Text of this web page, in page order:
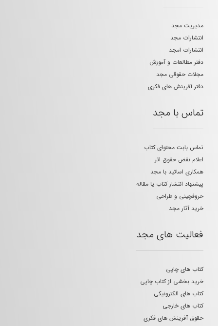
مدیریت مجد
انتشارات مجد
انتشارات امجد
دفتر مطالعات و آموزش
مجلات حقوقی مجد
دفتر آفرینش های فکری
تماس با مجد
تماس بابت محتوای کتاب
اعلام نقض حقوق اثر
همکاری اساتید با مجد
پیشنهاد انتشار کتاب یا مقاله
حروفچینی و طراحی
خرید آثار مجد
فعالیت های مجد
کتاب های چاپی
خرید بخشی از کتاب چاپی
کتاب های الکترونیکی
کتاب های خارجی
حقوق آفرینش های فکری